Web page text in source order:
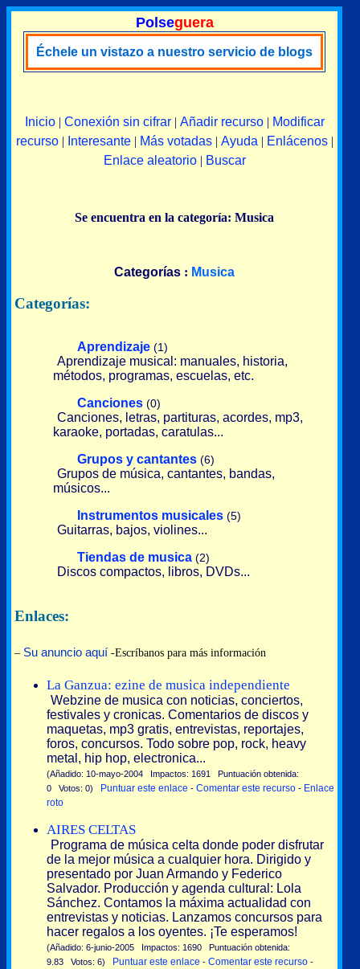
Polseguera
Échele un vistazo a nuestro servicio de blogs
Inicio| Conexión sin cifrar| Añadir recurso| Modificar
recurso| Interesante| Más votadas| Ayuda | Enlácenos|
Enlace aleatorio| Buscar
Se encuentra en la categoría: Musica
Categorías : Musica
Categorías:
Aprendizaje (1)
Aprendizaje musical: manuales, historia,
métodos, programas, escuelas, etc.
Canciones (0)
Canciones, letras, partituras, acordes, mp3,
karaoke, portadas, caratulas...
Grupos y cantantes (6)
Grupos de música, cantantes, bandas,
músicos...
Instrumentos musicales (5)
Guitarras, bajos, violines...
Tiendas de musica (2)
Discos compactos, libros, DVDs...
Enlaces:
– Su anuncio aquí -Escríbanos para más información
La Ganzua: ezine de musica independiente
Webzine de musica con noticias, conciertos,
festivales y cronicas. Comentarios de discos y
maquetas, mp3 gratis, entrevistas, reportajes,
foros, concursos. Todo sobre pop, rock, heavy
metal, hip hop, electronica...
(Añadido: 10-mayo-2004 Impactos: 1691 Puntuación obtenida:
0 Votos: 0) Puntuar este enlace - Comentar este recurso - Enlace
roto
AIRES CELTAS
Programa de música celta donde poder disfrutar
de la mejor música a cualquier hora. Dirigido y
presentado por Juan Armando y Federico
Salvador. Producción y agenda cultural: Lola
Sánchez. Contamos la máxima actualidad con
entrevistas y noticias. Lanzamos concursos para
hacer regalos a los oyentes. ¡Te esperamos!
(Añadido: 6-junio-2005 Impactos: 1690 Puntuación obtenida:
9.83 Votos: 6) Puntuar este enlace - Comentar este recurso -